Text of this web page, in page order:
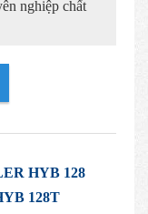
nghiệp chất
HYB 128
128T